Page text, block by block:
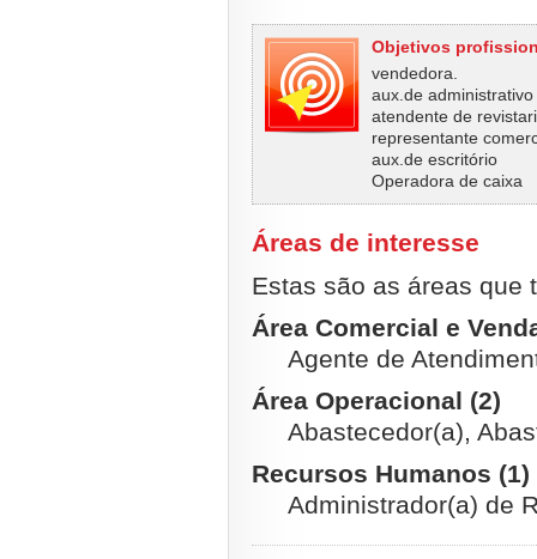
Objetivos
vendedora.
aux.de administrativo
atendente de
representante
aux.de escritório
Operadora de caixa
Áreas de interesse
Estas são as áreas que
Área Comercial e
Agente de
Área Operacional (2)
Abastecedor(a),
Recursos Humanos (1)
Administrador(a) de